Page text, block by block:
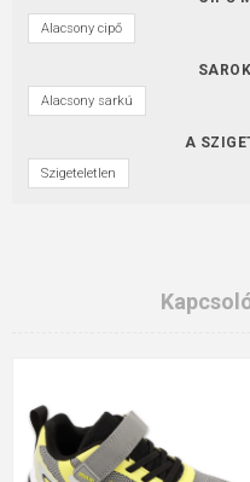
Alacsony cipő
Alacsony sarkú
A
Szigeteletlen